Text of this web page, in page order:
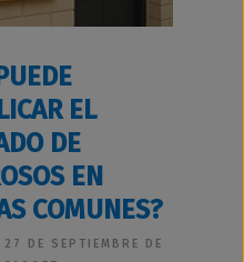
EL
DE
EN
COMUNES?
27 DE SEPTIEMBRE DE